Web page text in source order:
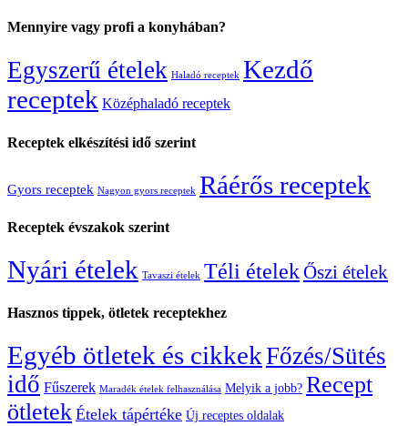
Mennyire vagy profi a konyhában?
Egyszerű ételek Haladó receptek Kezdő
receptek Középhaladó receptek
Receptek elkészítési idő szerint
Gyors receptek Nagyon gyors receptek Ráérős receptek
Receptek évszakok szerint
Nyári ételek Tavaszi ételek Téli ételekŐszi ételek
Hasznos tippek, ötletek receptekhez
Egyéb ötletek és cikkekFőzés/Sütés
idő Fűszerek Maradék ételek felhasználása Melyik a jobb? Recept
ötletek Ételek tápértéke Új receptes oldalak